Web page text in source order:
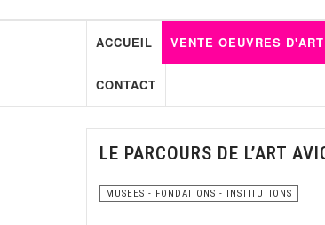
ACCUEIL VENTE OEUVRES D'ART
CONTACT
LE PARCOURS DE L’ART
MUSEES - FONDATIONS - INSTITUTIONS